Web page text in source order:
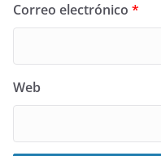
Correo electrónico *
Web